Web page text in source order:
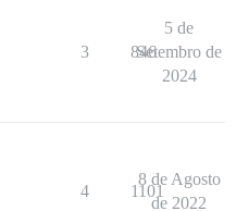
3 846
5 de
Setembro de
2024
4 1101
8 de Agosto
de 2022